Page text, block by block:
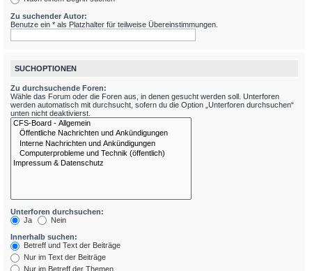
Zu suchender Autor:
Benutze ein * als Platzhalter für teilweise Übereinstimmungen.
SUCHOPTIONEN
Zu durchsuchende Foren:
Wähle das Forum oder die Foren aus, in denen gesucht werden soll. Unterforen
werden automatisch mit durchsucht, sofern du die Option „Unterforen durchsuchen“
unten nicht deaktivierst.
Unterforen durchsuchen:
Ja
Nein
Innerhalb suchen:
Betreff und Text der Beiträge
Nur im Text der Beiträge
Nur im Betreff der Themen